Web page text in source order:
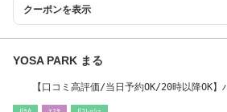
クーポンを表示
YOSA PARK まる
【口コミ高評価/当日予約OK/20時以降OK